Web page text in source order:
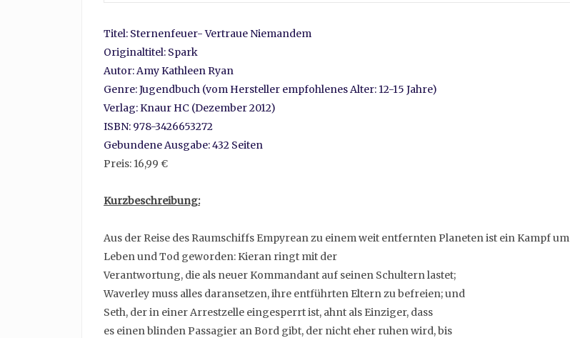
Titel: Sternenfeuer- Vertraue Niemandem
Originaltitel: Spark
Autor: Amy Kathleen Ryan
Genre: Jugendbuch (vom Hersteller empfohlenes Alter: 12-15 Jahre)
Verlag: Knaur HC (Dezember 2012)
ISBN: 978-3426653272
Gebundene Ausgabe: 432 Seiten
Preis: 16,99 €
Kurzbeschreibung:
Aus der Reise des Raumschiffs Empyrean zu einem weit entfernten Planeten ist ein Kampf um
Leben und Tod geworden: Kieran ringt mit der
Verantwortung, die als neuer Kommandant auf seinen Schultern lastet;
Waverley muss alles daransetzen, ihre entführten Eltern zu befreien; und
Seth, der in einer Arrestzelle eingesperrt ist, ahnt als Einziger, dass
es einen blinden Passagier an Bord gibt, der nicht eher ruhen wird, bis